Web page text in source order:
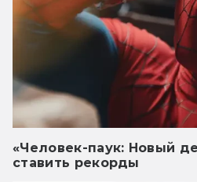
«Человек-паук: Новый
ставить рекорды